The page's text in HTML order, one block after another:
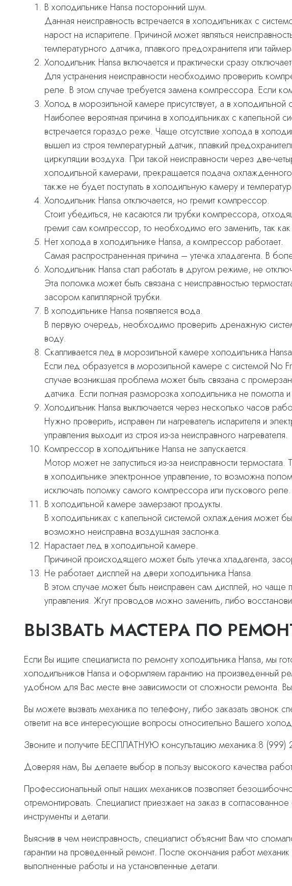
В холодильнике Hansa посторонний шум.
Данная неисправность встречается в холодильниках с
нарост на испарителе. Причиной может являться
температурного датчика, плавкого предохранителя или
Холодильник Hansa включается и практически сразу
Для устранения неисправности необходимо проверить
реле. В этом случае требуется замена компрессора. Если
Холод в морозильной камере присутствует, а в холодильной
Наиболее вероятная причина в холодильниках с капельной
встречается гораздо реже. Чаще отсутствие холода в
вышел из строя температурный датчик, плавкий
циркуляции воздуха. При такой неисправности через две-
холодильной камерами, прекращается подача
также не будет поступать в холодильную камеру и
Холодильник Hansa отключается, но гремит компрессор.
Стоит убедиться, не касаются ли трубки компрессора,
гремит сам компрессор, то необходимо его заменить, так
Нет холода в холодильнике Hansa, а компрессор работает.
Самая распространенная причина – утечка хладагента. В
Холодильник Hansa стал работать в другом режиме, не
Эта поломка может быть связана с неисправностью
засором капиллярной трубки.
В холодильнике Hansa появляется вода.
В первую очередь, необходимо проверить дренажную
воду.
Скапливается лед в морозильной камере холодильника
Если лед образуется в морозильной камере с системой No
случае возникшая проблема может быть связана с
датчика. Если полная разморозка холодильника не помогла и
Холодильник Hansa выключается через несколько часов
Нужно проверить, исправен ли нагреватель испарителя и
управления выходит из строя из-за неисправного нагревателя.
Компрессор в холодильнике Hansa не запускается.
Мотор может не запуститься из-за неисправности
в холодильнике электронное управление, то возможна
исключать поломку самого компрессора или пускового реле.
В холодильной камере замерзают продукты.
В холодильниках с капельной системой охлаждения может
возможно неисправна воздушная заслонка.
Нарастает лед в холодильной камере.
Причиной происходящего может быть утечка хладагента,
Не работает дисплей на двери холодильника Hansa.
В этом случае может быть неисправен сам дисплей, но чаще
управления. Жгут проводов можно заменить, либо
ВЫЗВАТЬ МАСТЕРА ПО
Если Вы ищите специалиста по ремонту холодильника Hansa,
холодильников Hansa и оформляем гарантию на
удобном для Вас месте вне зависимости от сложности ремонта.
Вы можете вызвать механика по телефону, либо заказать звонок
ответит на все интересующие вопросы относительно Вашего
Звоните и получите БЕСПЛАТНУЮ консультацию механика:8 (999)
Доверяя нам, Вы делаете выбор в пользу высокого качества
Профессиональный опыт наших механиков позволяет
отремонтировать. Специалист приезжает на заказ в
инструменты и детали.
Выяснив в чем неисправность, специалист объяснит Вам что
гарантии на проведенный ремонт. После окончания работ механик
выполненные работы и на установленные детали.